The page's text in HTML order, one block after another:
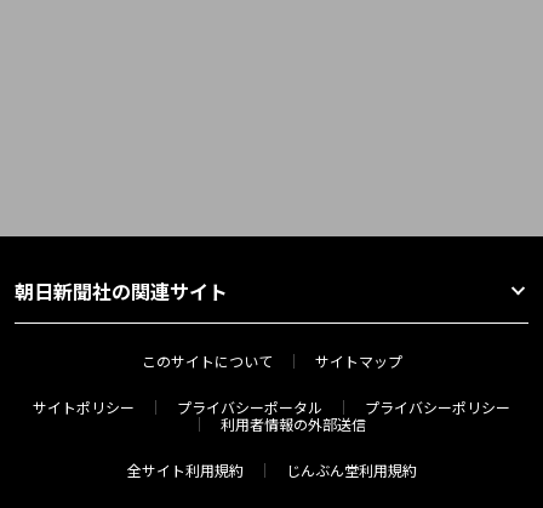
朝日新聞社の関連サイト
このサイトについて サイトマップ
サイトポリシー プライバシーポータル
プライバシーポリシー
利用者情報の外部送信
全サイト利用規約 じんぶん堂利用規約